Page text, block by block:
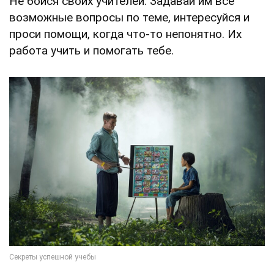
возможные вопросы по теме, интересуйся и
проси помощи, когда что-то непонятно. Их
работа учить и помогать тебе.